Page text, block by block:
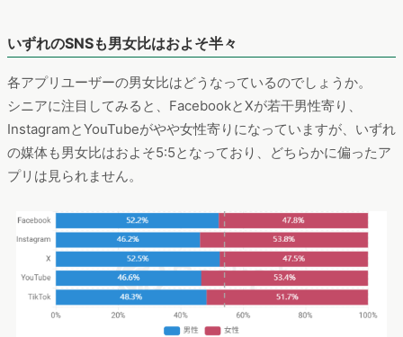
いずれのSNSも男女比はおよそ半々
各アプリユーザーの男女比はどうなっているのでしょうか。
シニアに注目してみると、FacebookとXが若干男性寄り、
InstagramとYouTubeがやや女性寄りになっていますが、いずれ
の媒体も男女比はおよそ5:5となっており、どちらかに偏ったア
プリは見られません。